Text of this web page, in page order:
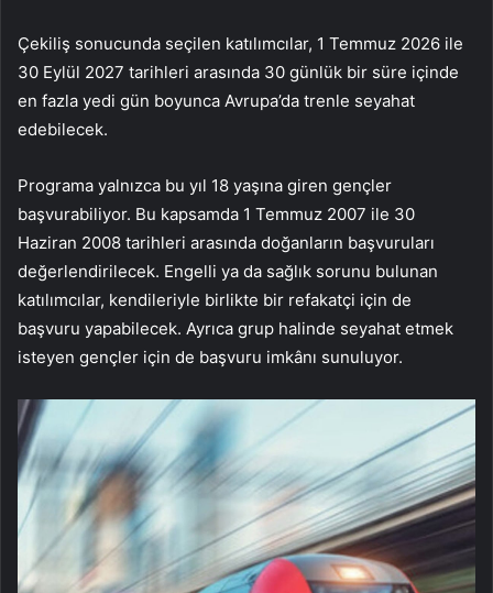
Çekiliş sonucunda seçilen katılımcılar, 1 Temmuz 2026 ile
30 Eylül 2027 tarihleri arasında 30 günlük bir süre içinde
en fazla yedi gün boyunca Avrupa’da trenle seyahat
edebilecek.
Programa yalnızca bu yıl 18 yaşına giren gençler
başvurabiliyor. Bu kapsamda 1 Temmuz 2007 ile 30
Haziran 2008 tarihleri arasında doğanların başvuruları
değerlendirilecek. Engelli ya da sağlık sorunu bulunan
katılımcılar, kendileriyle birlikte bir refakatçi için de
başvuru yapabilecek. Ayrıca grup halinde seyahat etmek
isteyen gençler için de başvuru imkânı sunuluyor.